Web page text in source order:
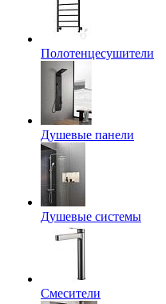
Полотенцесушители
Душевые панели
Душевые системы
Смесители